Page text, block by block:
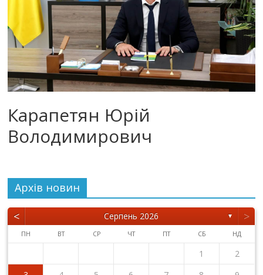
Карапетян Юрій
Володимирович
Архiв новин
< Серпень 2026 ▼ >
ПН ВТ СР ЧТ ПТ СБ НД
1
2